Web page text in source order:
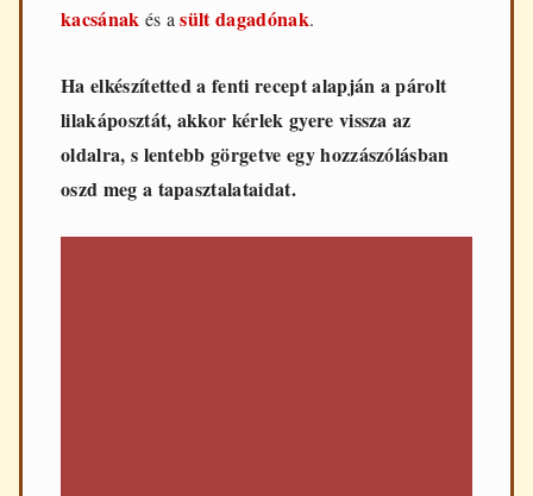
kacsának és asült dagadónak.
Ha elkészítetted a fenti recept alapján a párolt
lilakáposztát, akkor kérlek gyere vissza az
oldalra, s lentebb görgetve egy hozzászólásban
oszd meg a tapasztalataidat.